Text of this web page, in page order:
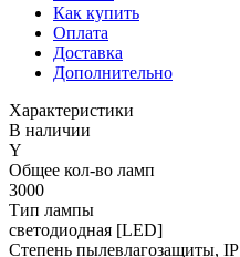
Как купить
Оплата
Доставка
Дополнительно
Характеристики
В наличии
Y
Общее кол-во ламп
3000
Тип лампы
светодиодная [LED]
Степень пылевлагозащиты, IP